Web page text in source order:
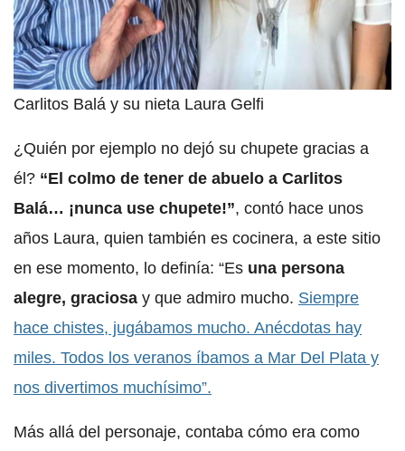
Carlitos Balá y su nieta Laura Gelfi
¿Quién por ejemplo no dejó su chupete gracias a
él? “El colmo de tener de abuelo a Carlitos
Balá… ¡nunca use chupete!”, contó hace unos
años Laura, quien también es cocinera, a este sitio
en ese momento, lo definía: “Es una persona
alegre, graciosa y que admiro mucho. Siempre
hace chistes, jugábamos mucho. Anécdotas hay
miles. Todos los veranos íbamos a Mar Del Plata y
nos divertimos muchísimo”.
Más allá del personaje, contaba cómo era como